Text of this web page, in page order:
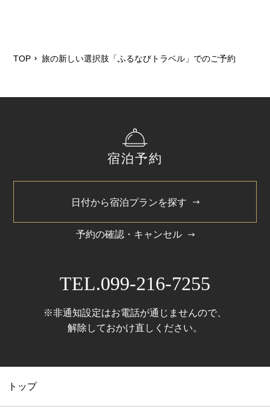
TOP 旅の新しい選択肢「ふるなびトラベル」でのご予約
宿泊予約
日付から宿泊プランを探す
予約の確認・キャンセル
TEL.099-216-7255
※非通知設定はお電話が通じませんので、
解除しておかけ直しください。
トップ